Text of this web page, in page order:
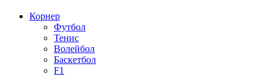
Корнер
Футбол
Тенис
Волейбол
Баскетбол
F1